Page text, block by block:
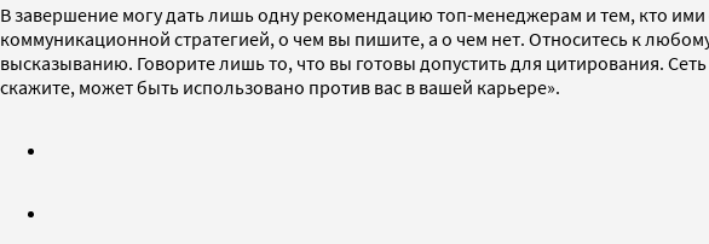
В завершение могу дать лишь одну рекомендацию топ-менеджерам и тем, кто
коммуникационной стратегией, о чем вы пишите, а о чем нет. Относитесь к
высказыванию. Говорите лишь то, что вы готовы допустить для цитирования.
скажите, может быть использовано против вас в вашей карьере».